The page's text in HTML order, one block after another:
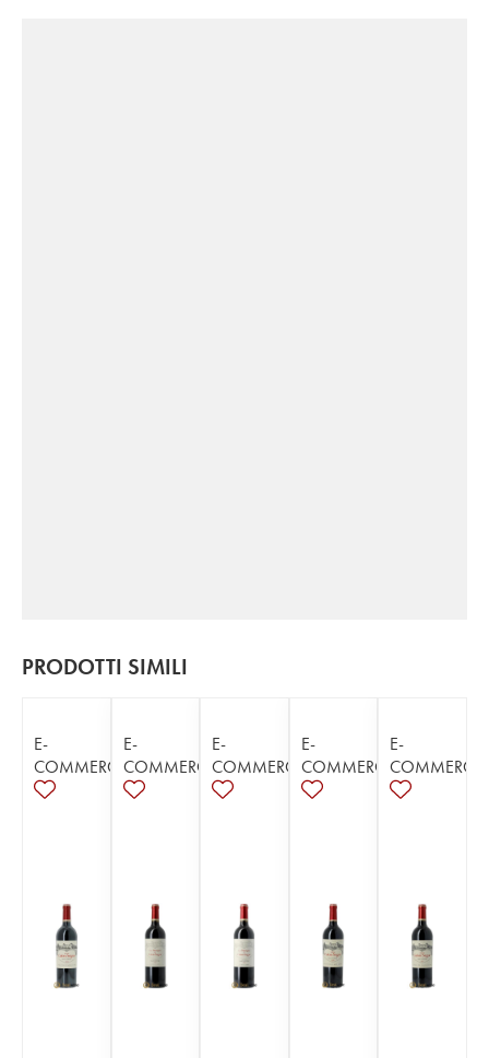
PRODOTTI SIMILI
E-
COMMERCE
E-
COMMERCE
E-
COMMERCE
E-
COMMERCE
E-
COMMERCE